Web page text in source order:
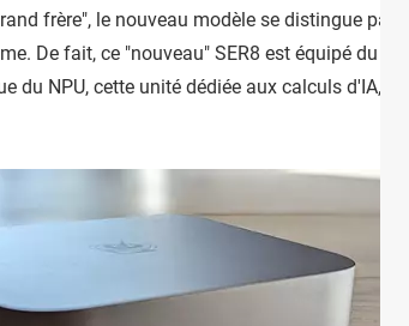
frère", le nouveau modèle se distingue par
De fait, ce "nouveau" SER8 est équipé du
du NPU, cette unité dédiée aux calculs d'IA,